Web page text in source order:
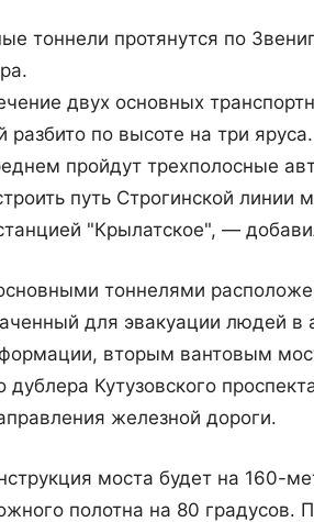
тоннели протянутся по
двух основных
по высоте на три
пройдут трехполосные
путь Строгинской
"Крылатское", —
тоннелями
для эвакуации людей в
вторым вантовым
дублера Кутузовского
железной дороги.
моста будет на 160-
полотна на 80 градусов.